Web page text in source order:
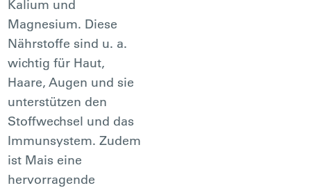
Kalium und
Magnesium. Diese
Nährstoffe sind u. a.
wichtig für Haut,
Haare, Augen und sie
unterstützen den
Stoffwechsel und das
Immunsystem. Zudem
ist Mais eine
hervorragende